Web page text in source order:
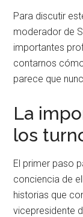
Para discutir
moderador de
importantes
contarnos
parece que
La
los
El primer paso
conciencia de
historias que
vicepresidente